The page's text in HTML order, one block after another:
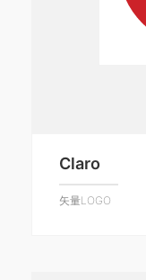
Claro
矢量LOGO